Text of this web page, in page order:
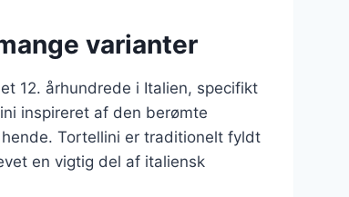
varianter
12. århundrede i Italien, specifikt
inspireret af den berømte
Tortellini er traditionelt fyldt
en vigtig del af italiensk